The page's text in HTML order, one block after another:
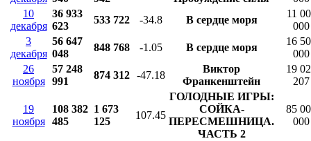
10
декабря
36 933
623
533 722 -34.8 В сердце моря
11
000
3
декабря
56 647
048
848 768 -1.05 В сердце моря
16
000
26
ноября
57 248
991
874 312 -47.18
Виктор
Франкенштейн
19
207
19
ноября
108 382
485
1 673
125
107.45
ГОЛОДНЫЕ ИГРЫ:
СОЙКА-
ПЕРЕСМЕШНИЦА.
ЧАСТЬ 2
85
000